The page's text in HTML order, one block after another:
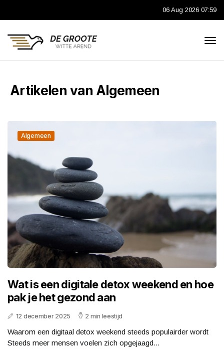
06 Aug 2026 07:59
Artikelen van Algemeen
Algemeen
Wat is een digitale detox weekend en hoe
pak je het gezond aan
12 december 2025 2 min leestijd
Waarom een digitaal detox weekend steeds populairder wordt
Steeds meer mensen voelen zich opgejaagd...